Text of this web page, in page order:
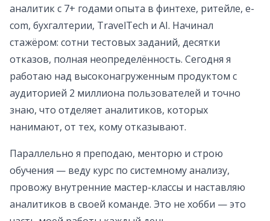
аналитик с 7+ годами опыта в финтехе, ритейле, e-
com, бухгалтерии, TravelTech и AI. Начинал
стажёром: сотни тестовых заданий, десятки
отказов, полная неопределённость. Сегодня я
работаю над высоконагруженным продуктом с
аудиторией 2 миллиона пользователей и точно
знаю, что отделяет аналитиков, которых
нанимают, от тех, кому отказывают.
Параллельно я преподаю, менторю и строю
обучения — веду курс по системному анализу,
провожу внутренние мастер-классы и наставляю
аналитиков в своей команде. Это не хобби — это